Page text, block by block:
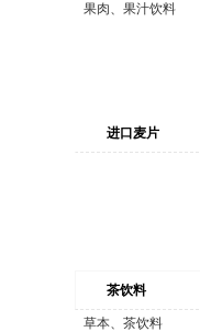
果肉、果汁饮料
进口麦片
茶饮料
草本、茶饮料